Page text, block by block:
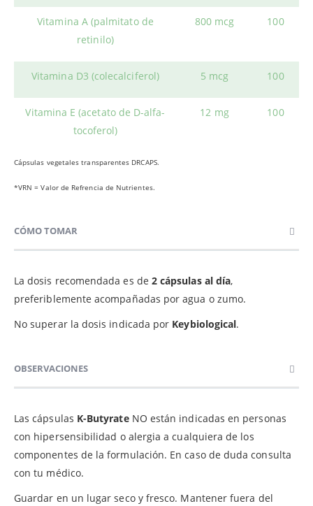
Vitamina A (palmitato de
retinilo)
800 mcg 100
Vitamina D3 (colecalciferol) 5 mcg 100
Vitamina E (acetato de D-alfa-
tocoferol)
12 mg 100
Cápsulas vegetales transparentes DRCAPS.
*VRN = Valor de Refrencia de Nutrientes.
CÓMO TOMAR
La dosis recomendada es de 2 cápsulas al día,
preferiblemente acompañadas por agua o zumo.
No superar la dosis indicada por Keybiological.
OBSERVACIONES
Las cápsulas K-Butyrate NO están indicadas en personas
con hipersensibilidad o alergia a cualquiera de los
componentes de la formulación. En caso de duda consulta
con tu médico.
Guardar en un lugar seco y fresco. Mantener fuera del